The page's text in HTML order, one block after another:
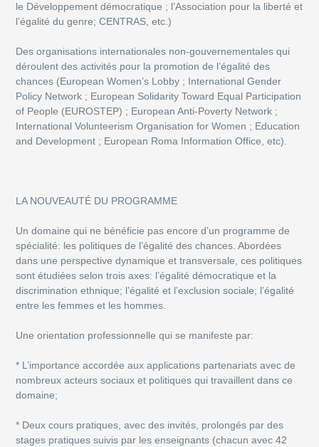
le Développement démocratique ; l’Association pour la liberté et
l’égalité du genre; CENTRAS, etc.)
Des organisations internationales non-gouvernementales qui
déroulent des activités pour la promotion de l’égalité des
chances (European Women’s Lobby ; International Gender
Policy Network ; European Solidarity Toward Equal Participation
of People (EUROSTEP) ; European Anti-Poverty Network ;
International Volunteerism Organisation for Women ; Education
and Development ; European Roma Information Office, etc).
LA NOUVEAUTÉ DU PROGRAMME
Un domaine qui ne bénéficie pas encore d’un programme de
spécialité: les politiques de l’égalité des chances. Abordées
dans une perspective dynamique et transversale, ces politiques
sont étudiées selon trois axes: l’égalité démocratique et la
discrimination ethnique; l’égalité et l’exclusion sociale; l’égalité
entre les femmes et les hommes.
Une orientation professionnelle qui se manifeste par:
* L’importance accordée aux applications partenariats avec de
nombreux acteurs sociaux et politiques qui travaillent dans ce
domaine;
* Deux cours pratiques, avec des invités, prolongés par des
stages pratiques suivis par les enseignants (chacun avec 42